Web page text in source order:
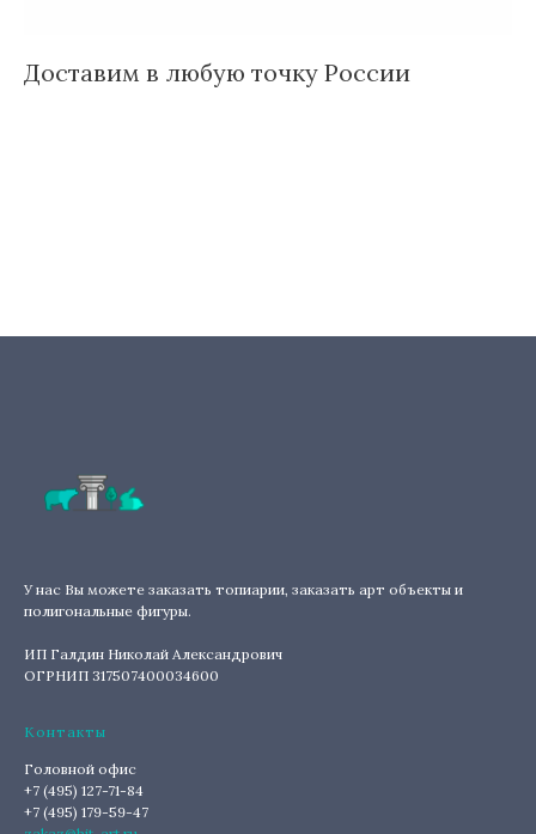
Доставим в любую точку России
У нас Вы можете заказать топиарии, заказать арт объекты и
полигональные фигуры.
ИП Галдин Николай Александрович
ОГРНИП 317507400034600
Контакты
Головной офис
+7 (495) 127-71-84
+7 (495) 179-59-47